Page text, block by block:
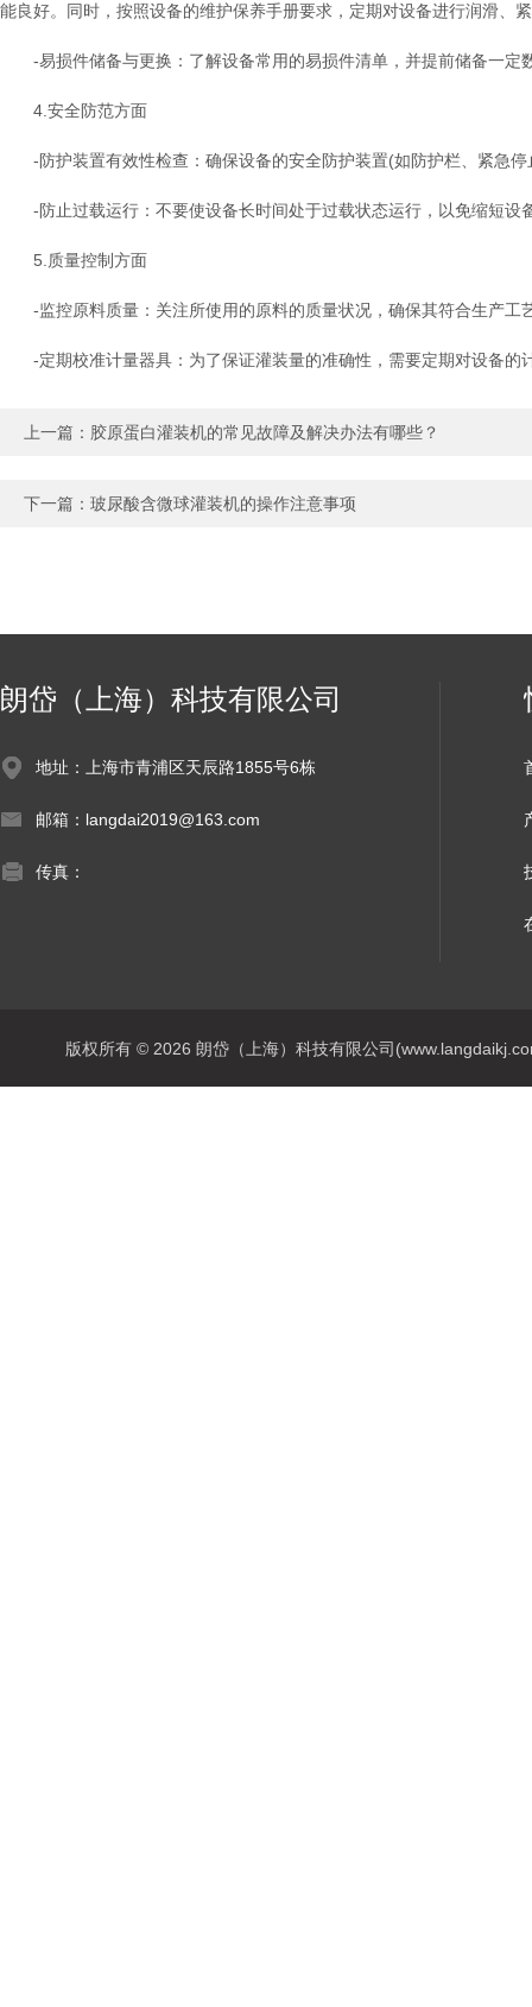
能良好。同时，按照设备的维护保养手册要求，定期对设备进行润滑、
-易损件储备与更换：了解设备常用的易损件清单，并提前储备一定
4.安全防范方面
-防护装置有效性检查：确保设备的安全防护装置(如防护栏、紧急停
-防止过载运行：不要使设备长时间处于过载状态运行，以免缩短设
5.质量控制方面
-监控原料质量：关注所使用的原料的质量状况，确保其符合生产工
-定期校准计量器具：为了保证灌装量的准确性，需要定期对设备的
上一篇： 胶原蛋白灌装机的常见故障及解决办法有哪些？
下一篇： 玻尿酸含微球灌装机的操作注意事项
朗岱（上海）科技有限公司
地址：上海市青浦区天辰路1855号6栋
邮箱：langdai2019@163.com
传真：
版权所有 © 2026 朗岱（上海）科技有限公司